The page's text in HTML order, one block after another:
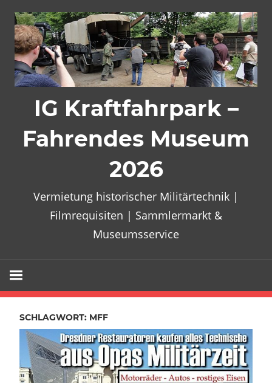
Inhalt
springen
IG Kraftfahrpark –
Fahrendes Museum
2026
Vermietung historischer Militärtechnik |
Filmrequisiten | Sammlermarkt &
Museumsservice
SCHLAGWORT: MFF